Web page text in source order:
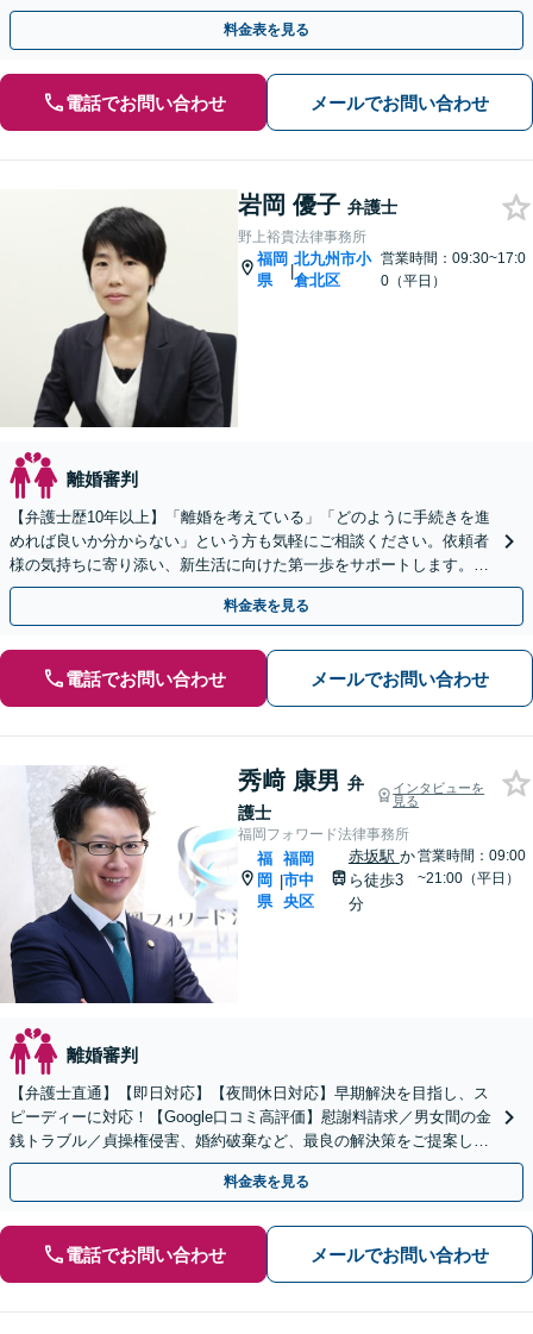
棄など様々な離婚・男女問題の解決実績が豊富です。
料金表を見る
電話でお問い合わせ メールでお問い合わせ
岩岡 優子 弁護士
野上裕貴法律事務所
福岡
県
|
北九州市小
倉北区
営業時間：09:30~17:0
0（平日）
離婚審判
【弁護士歴10年以上】「離婚を考えている」「どのように手続きを進
めれば良いか分からない」という方も気軽にご相談ください。依頼者
様の気持ちに寄り添い、新生活に向けた第一歩をサポートします。
【駐車場あり】【子連れ相談可能】
料金表を見る
電話でお問い合わせ メールでお問い合わせ
秀﨑 康男 弁
護士
インタビューを
見る
福岡フォワード法律事務所
福
岡
県
|
福岡
市中
央区
赤坂駅 か
ら徒歩3
分
営業時間：09:00
~21:00（平日）
離婚審判
【弁護士直通】【即日対応】【夜間休日対応】早期解決を目指し、ス
ピーディーに対応！【Google口コミ高評価】慰謝料請求／男女間の金
銭トラブル／貞操権侵害、婚約破棄など、最良の解決策をご提案しま
す【リーズナブルな費用】【赤坂駅徒歩3分】
料金表を見る
電話でお問い合わせ メールでお問い合わせ